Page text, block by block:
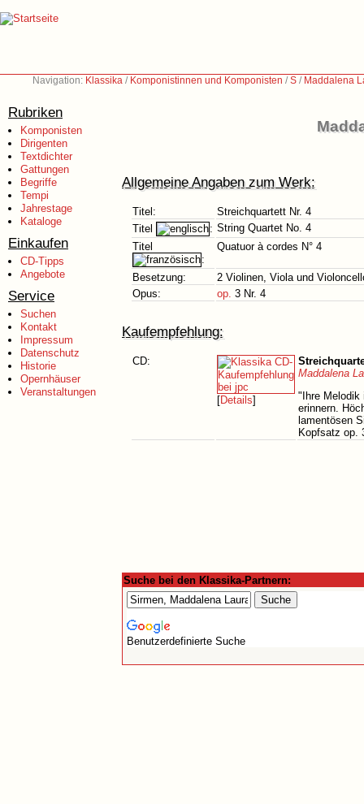
Navigation: Klassika / Komponistinnen und Komponisten /S / Maddalena
Rubriken
Komponisten
Dirigenten
Textdichter
Gattungen
Begriffe
Tempi
Jahrestage
Kataloge
Einkaufen
CD-Tipps
Angebote
Service
Suchen
Kontakt
Impressum
Datenschutz
Historie
Opernhäuser
Veranstaltungen
Allgemeine Angaben zum Werk:
Titel:
Streichquartett Nr. 4
Titel
: String Quartet No. 4
Titel
:
Quatuor à cordes N° 4
Besetzung:
2 Violinen, Viola und
Opus:
op. 3 Nr. 4
Kaufempfehlung:
CD:
[Details]
Maddalena
"Ihre Melodik
erinnern.
lamentösen
Kopfsatz op.
Suche bei den Klassika-Partnern:
Benutzerdefinierte Suche